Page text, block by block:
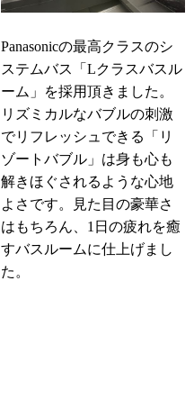
Panasonicの最高クラスのシ
ステムバス「Lクラスバスル
ーム」を採用頂きました。
リズミカルなバブルの刺激
でリフレッシュできる「リ
ゾートバブル」は身も心も
解きほぐされるような心地
よさです。見た目の豪華さ
はもちろん、1日の疲れを癒
すバスルームに仕上げまし
た。